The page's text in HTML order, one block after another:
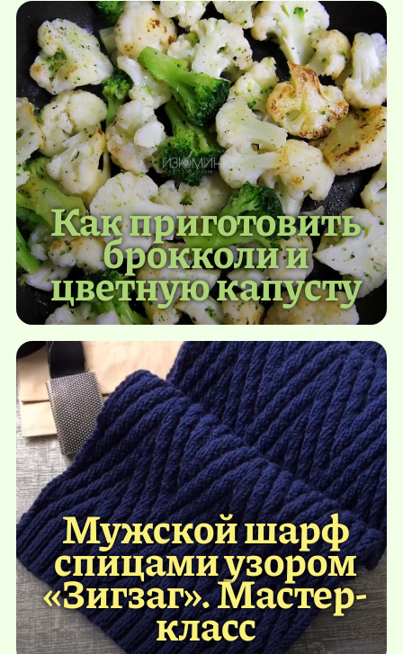
Как приготовить
брокколи и
цветную капусту
Мужской шарф
спицами узором
«Зигзаг». Мастер-
класс